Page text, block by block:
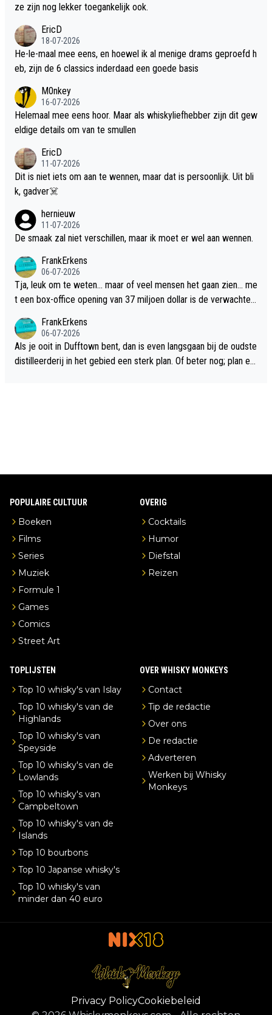
ze zijn nog lekker toegankelijk ook.
EricD
18-07-2026
He-le-maal mee eens, en hoewel ik al menige drams geproefd h
eb, zijn de 6 classics inderdaad een goede basis
M0nkey
16-07-2026
Helemaal mee eens hoor. Maar als whiskyliefhebber zijn dit gew
eldige details om van te smullen
EricD
11-07-2026
Dit is niet iets om aan te wennen, maar dat is persoonlijk. Uit bli
k, gadver☠️
hernieuw
11-07-2026
De smaak zal niet verschillen, maar ik moet er wel aan wennen.
FrankErkens
06-07-2026
Tja, leuk om te weten... maar of veel mensen het gaan zien... me
t een box-office opening van 37 miljoen dollar is de verwachte
FrankErkens
06-07-2026
Als je ooit in Dufftown bent, dan is even langsgaan bij de oudste
distilleerderij in het gebied een sterk plan. Of beter nog; plan ee
POPULAIRE CULTUUR
Boeken
Films
Series
Muziek
Formule 1
Games
Comics
Street Art
OVERIG
Cocktails
Humor
Diefstal
Reizen
TOPLIJSTEN
Top 10 whisky's van Islay
Top 10 whisky's van de
Highlands
Top 10 whisky's van
Speyside
Top 10 whisky's van de
Lowlands
Top 10 whisky's van
Campbeltown
Top 10 whisky's van de
Islands
Top 10 bourbons
Top 10 Japanse whisky's
Top 10 whisky's van
minder dan 40 euro
OVER WHISKY MONKEYS
Contact
Tip de redactie
Over ons
De redactie
Adverteren
Werken bij Whisky
Monkeys
Privacy PolicyCookiebeleid